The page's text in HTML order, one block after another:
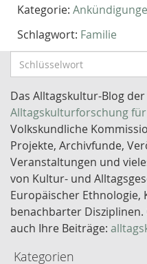
Kategorie:
Schlagwort: Familie
c
h
l
ü
s
s
e
l
w
o
Das Alltagskultur-Blog der
Alltagskulturforschung
Volkskundliche
Projekte, Archivfunde,
Veranstaltungen und
von Kultur- und
Europäischer
benachbarter
auch Ihre Beiträge:
Kategorien